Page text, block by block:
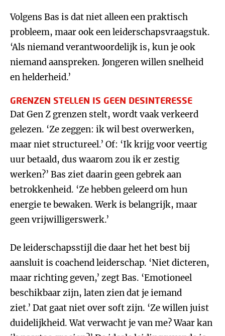
Volgens Bas is dat niet alleen een praktisch
probleem, maar ook een leiderschapsvraagstuk.
‘Als niemand verantwoordelijk is, kun je ook
niemand aanspreken. Jongeren willen snelheid
en helderheid.’
GRENZEN STELLEN IS GEEN DESINTERESSE
Dat Gen Z grenzen stelt, wordt vaak verkeerd
gelezen. ‘Ze zeggen: ik wil best overwerken,
maar niet structureel.’ Of: ‘Ik krijg voor veertig
uur betaald, dus waarom zou ik er zestig
werken?’ Bas ziet daarin geen gebrek aan
betrokkenheid. ‘Ze hebben geleerd om hun
energie te bewaken. Werk is belangrijk, maar
geen vrijwilligerswerk.’
De leiderschapsstijl die daar het het best bij
aansluit is coachend leiderschap. ‘Niet dicteren,
maar richting geven,’ zegt Bas. ‘Emotioneel
beschikbaar zijn, laten zien dat je iemand
ziet.’ Dat gaat niet over soft zijn. ‘Ze willen juist
duidelijkheid. Wat verwacht je van me? Waar kan